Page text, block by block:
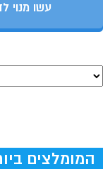
עשו מנוי
המומלצים